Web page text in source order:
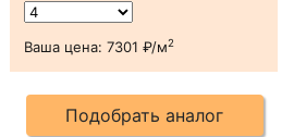
Ваша цена: 7301 ₽/м2
Подобрать аналог